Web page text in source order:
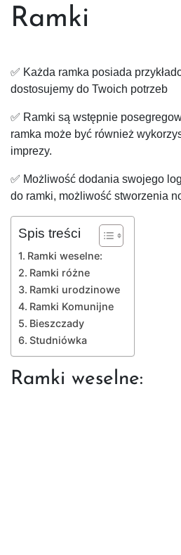
Ramki
✅ Każda ramka posiada
dostosujemy do Twoich potrzeb
✅ Ramki są wstępnie
ramka może być również
imprezy.
✅ Możliwość dodania swojego
do ramki, możliwość stworzenia
Spis treści
Ramki weselne:
Ramki różne
Ramki urodzinowe
Ramki Komunijne
Bieszczady
Studniówka
Ramki weselne: